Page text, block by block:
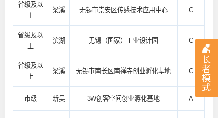
长
者
模
式
省级及以
上
梁溪 无锡市崇安区传感技术应用中心 C
省级及以
上
滨湖 无锡（国家）工业设计园 C
省级及以
上
梁溪 无锡市南长区南禅寺创业孵化基地 C
市级 新吴 3W创客空间创业孵化基地 A